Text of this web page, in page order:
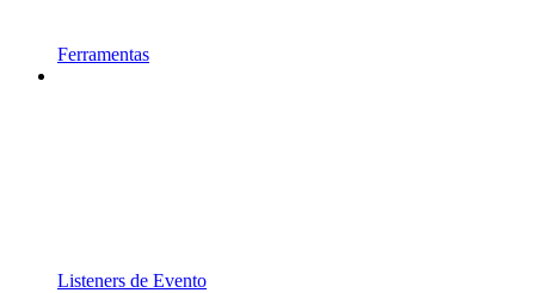
Ferramentas
Listeners de Evento